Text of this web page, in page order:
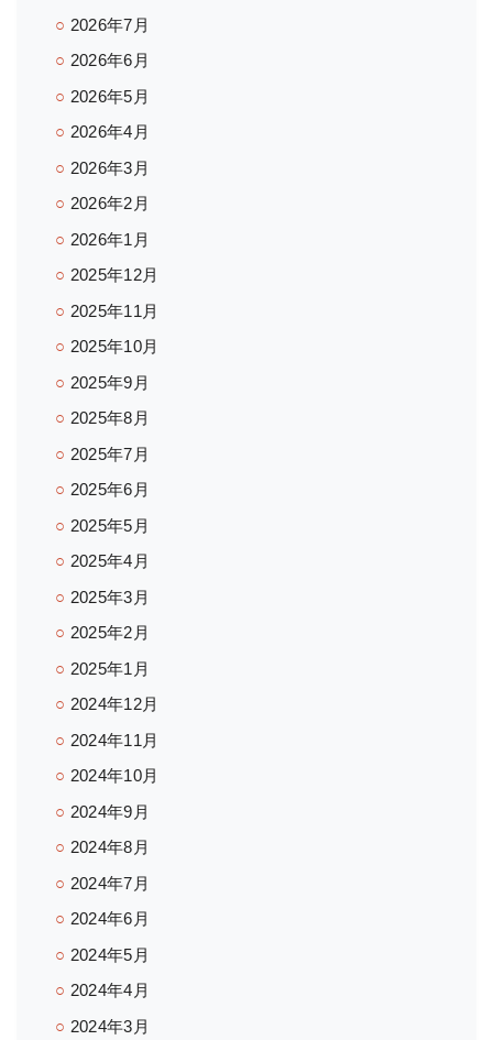
2026年7月
2026年6月
2026年5月
2026年4月
2026年3月
2026年2月
2026年1月
2025年12月
2025年11月
2025年10月
2025年9月
2025年8月
2025年7月
2025年6月
2025年5月
2025年4月
2025年3月
2025年2月
2025年1月
2024年12月
2024年11月
2024年10月
2024年9月
2024年8月
2024年7月
2024年6月
2024年5月
2024年4月
2024年3月